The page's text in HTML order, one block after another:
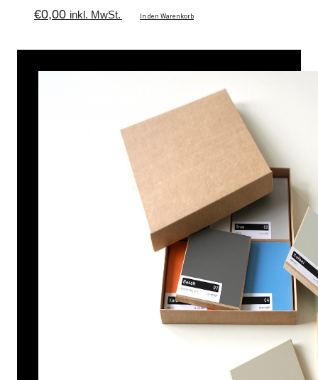
€0,00 inkl. MwSt. In den Warenkorb